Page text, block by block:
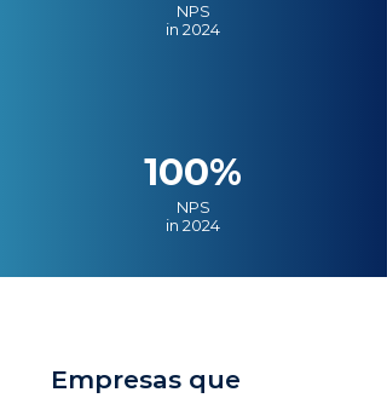
NPS
in 2024
100%
NPS
in 2024
Empresas que